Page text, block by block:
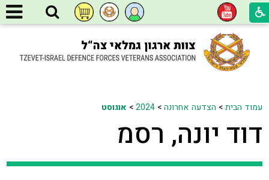
עמוד הבית> הצדעה אחרונה>
2024
> אוגוסט
דוד יונה, רסמ